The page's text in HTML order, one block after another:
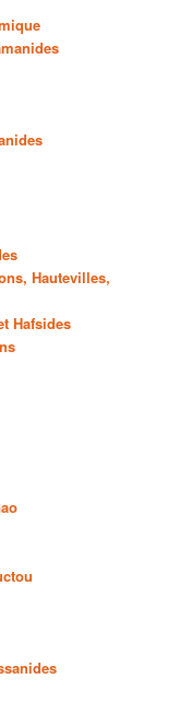
Hautevilles,
Hafsides